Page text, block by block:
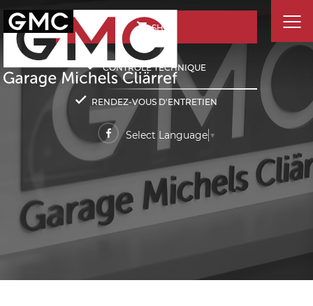
SHOP
CONTRÔLE TECHNIQUE
RENDEZ-VOUS D'ENTRETIEN
Select Language ▼